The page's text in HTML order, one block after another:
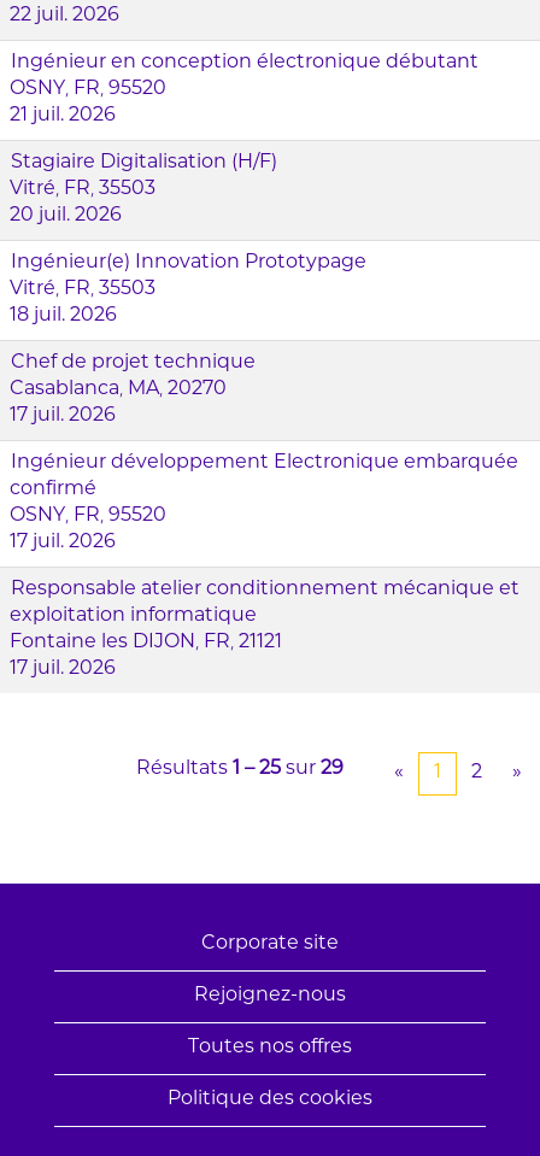
22 juil. 2026
Ingénieur en conception électronique débutant
OSNY, FR, 95520
21 juil. 2026
Stagiaire Digitalisation (H/F)
Vitré, FR, 35503
20 juil. 2026
Ingénieur(e) Innovation Prototypage
Vitré, FR, 35503
18 juil. 2026
Chef de projet technique
Casablanca, MA, 20270
17 juil. 2026
Ingénieur développement Electronique embarquée
confirmé
OSNY, FR, 95520
17 juil. 2026
Responsable atelier conditionnement mécanique et
exploitation informatique
Fontaine les DIJON, FR, 21121
17 juil. 2026
Résultats 1 – 25 sur 29 « 1 2 »
Corporate site
Rejoignez-nous
Toutes nos offres
Politique des cookies